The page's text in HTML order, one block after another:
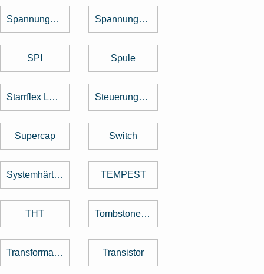
Spannungsregler Spannungswandler
SPI Spule
Starrflex Leiterplatten Steuerungstechnik
Supercap Switch
Systemhärtung TEMPEST
THT Tombstone Effekt
Transformator Transistor